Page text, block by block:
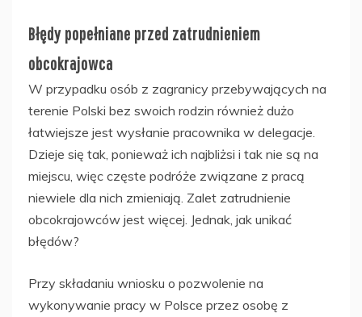
Błędy popełniane przed zatrudnieniem
obcokrajowca
W przypadku osób z zagranicy przebywających na
terenie Polski bez swoich rodzin również dużo
łatwiejsze jest wysłanie pracownika w delegacje.
Dzieje się tak, ponieważ ich najbliżsi i tak nie są na
miejscu, więc częste podróże związane z pracą
niewiele dla nich zmieniają. Zalet zatrudnienie
obcokrajowców jest więcej. Jednak, jak unikać
błędów?
Przy składaniu wniosku o pozwolenie na
wykonywanie pracy w Polsce przez osobę z